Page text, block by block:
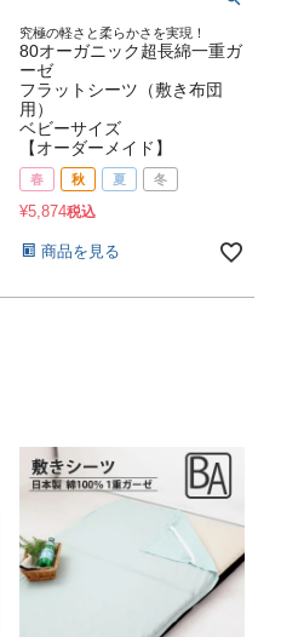
究極の軽さと柔らかさを実現！
80オーガニック超長綿一重ガ
ーゼ
フラットシーツ（敷き布団
用）
ベビーサイズ
【オーダーメイド】
春 秋 夏 冬
¥5,874税込
商品を見る